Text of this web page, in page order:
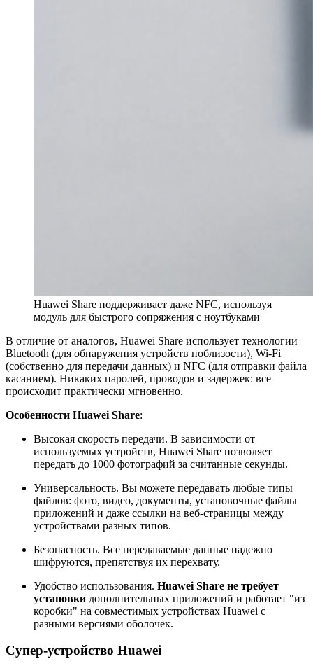
Huawei Share поддерживает даже NFC, используя
модуль для быстрого сопряжения с ноутбуками
В отличие от аналогов, Huawei Share использует технологии
Bluetooth (для обнаружения устройств поблизости), Wi-Fi
(собственно для передачи данных) и NFC (для отправки файла
касанием). Никаких паролей, проводов и задержек: все
происходит практически мгновенно.
Особенности Huawei Share:
Высокая скорость передачи. В зависимости от
используемых устройств, Huawei Share позволяет
передать до 1000 фотографий за считанные секунды.
Универсальность. Вы можете передавать любые типы
файлов: фото, видео, документы, установочные файлы
приложений и даже ссылки на веб-страницы между
устройствами разных типов.
Безопасность. Все передаваемые данные надежно
шифруются, препятствуя их перехвату.
Удобство использования. Huawei Share не требует
установки дополнительных приложений и работает "из
коробки" на совместимых устройствах Huawei с
разными версиями оболочек.
Супер-устройство Huawei